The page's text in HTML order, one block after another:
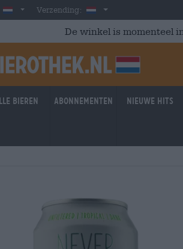
DutchVerzending: Nederland
De winkel is momenteel
bieren Abonnementen Nieuwe hits